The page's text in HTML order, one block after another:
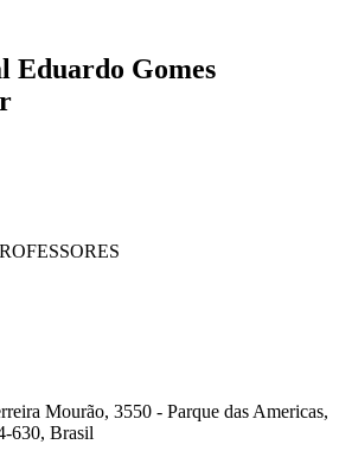
Eduardo Gomes
Mourão, 3550 - Parque das Americas,
630, Brasil